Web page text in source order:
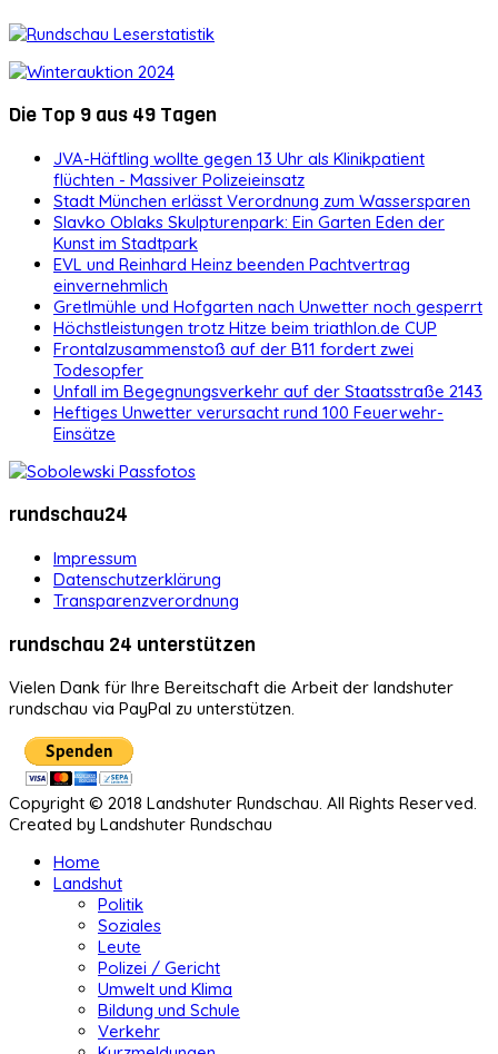
Die Top 9 aus 49 Tagen
JVA-Häftling wollte gegen 13 Uhr als Klinikpatient
flüchten - Massiver Polizeieinsatz
Stadt München erlässt Verordnung zum Wassersparen
Slavko Oblaks Skulpturenpark: Ein Garten Eden der
Kunst im Stadtpark
EVL und Reinhard Heinz beenden Pachtvertrag
einvernehmlich
Gretlmühle und Hofgarten nach Unwetter noch gesperrt
Höchstleistungen trotz Hitze beim triathlon.de CUP
Frontalzusammenstoß auf der B11 fordert zwei
Todesopfer
Unfall im Begegnungsverkehr auf der Staatsstraße 2143
Heftiges Unwetter verursacht rund 100 Feuerwehr-
Einsätze
rundschau24
Impressum
Datenschutzerklärung
Transparenzverordnung
rundschau 24 unterstützen
Vielen Dank für Ihre Bereitschaft die Arbeit der landshuter
rundschau via PayPal zu unterstützen.
Copyright © 2018 Landshuter Rundschau. All Rights Reserved.
Created by Landshuter Rundschau
Home
Landshut
Politik
Soziales
Leute
Polizei / Gericht
Umwelt und Klima
Bildung und Schule
Verkehr